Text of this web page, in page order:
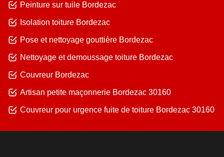
Peinture sur tuile Bordezac
Isolation toiture Bordezac
Pose et nettoyage gouttière Bordezac
Nettoyage et demoussage toiture Bordezac
Couvreur Bordezac
Artisan petite maçonnerie Bordezac 30160
Couvreur pour urgence fuite de toiture Bordezac 30160